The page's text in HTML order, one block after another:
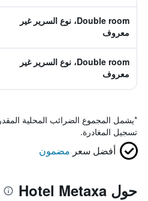
Double room، نوع السرير غير
معروف
Double room، نوع السرير غير
معروف
*يشمل المجموع الضرائب المحلية
تسجيل المغادرة.
أفضل سعر مضمون
حول Hotel Metaxa